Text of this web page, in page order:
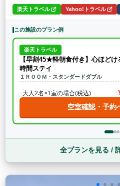
楽天トラベル Yahoo!トラベル
この施設のプラン例
楽天トラベル
【早割45★軽朝食付き】心ほど
時間ステイ
１ＲＯＯＭ・スタンダードダブル
大人2名×1室の場合(税込)
空室確認・予約
全プランを見る /